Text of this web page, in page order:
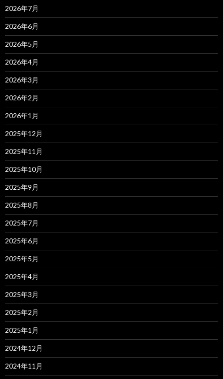
2026年7月
2026年6月
2026年5月
2026年4月
2026年3月
2026年2月
2026年1月
2025年12月
2025年11月
2025年10月
2025年9月
2025年8月
2025年7月
2025年6月
2025年5月
2025年4月
2025年3月
2025年2月
2025年1月
2024年12月
2024年11月